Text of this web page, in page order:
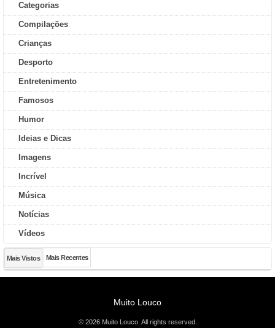
Categorias
Compilações
Crianças
Desporto
Entretenimento
Famosos
Humor
Ideias e Dicas
Imagens
Incrível
Música
Notícias
Vídeos
Mais Vistos Mais Recentes
Muito Louco
© 2026 Muito Louco. All rights reserved.